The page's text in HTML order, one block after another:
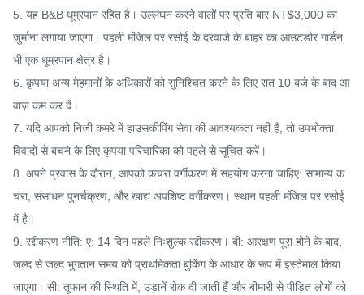
5. यह B&B धूम्रपान रहित है। उल्लंघन करने वालों पर प्रति बार NT$3,000 का
जुर्माना लगाया जाएगा। पहली मंजिल पर रसोई के दरवाजे के बाहर का आउटडोर गार्डन
भी एक धूम्रपान क्षेत्र है।
6. कृपया अन्य मेहमानों के अधिकारों को सुनिश्चित करने के लिए रात 10 बजे के बाद आ
वाज़ कम कर दें।
7. यदि आपको निजी कमरे में हाउसकीपिंग सेवा की आवश्यकता नहीं है, तो उपभोक्ता
विवादों से बचने के लिए कृपया परिचारिका को पहले से सूचित करें।
8. अपने प्रवास के दौरान, आपको कचरा वर्गीकरण में सहयोग करना चाहिए: सामान्य क
चरा, संसाधन पुनर्चक्रण, और खाद्य अपशिष्ट वर्गीकरण। स्थान पहली मंजिल पर रसोई
में है।
9. रद्दीकरण नीति: ए: 14 दिन पहले निःशुल्क रद्दीकरण। बी: आरक्षण पूरा होने के बाद,
जल्द से जल्द भुगतान समय को प्राथमिकता बुकिंग के आधार के रूप में इस्तेमाल किया
जाएगा। सी: तूफान की स्थिति में, उड़ानें रोक दी जाती हैं और बीमारी से पीड़ित लोगों को